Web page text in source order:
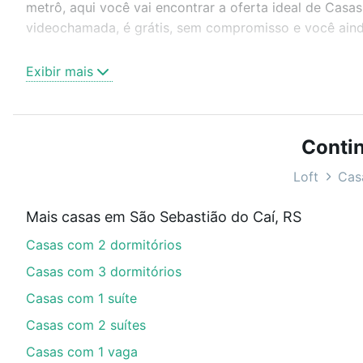
metrô, aqui você vai encontrar a oferta ideal de
videochamada, é grátis, sem compromisso e você
ou sem vaga de garagem para combinar
Casas à venda em São Sebastião do Caí, RS ideal
Qual o preço de Casas à venda em São
Aqui na Loft temos a oferta ideal para você, com
imobiliário as parcelas podem se adequar ao seu
custa comprar um apartamento
Exibir mais
Loft
Mais casas em São Sebastião do Caí, RS
Casas com 2 dormitórios
Casas com 3 dormitórios
Casas com 1 suíte
Casas com 2 suítes
Casas com 1 vaga